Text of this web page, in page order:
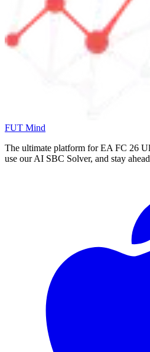
FUT Mind
The ultimate platform for EA FC 26
use our AI SBC Solver, and stay